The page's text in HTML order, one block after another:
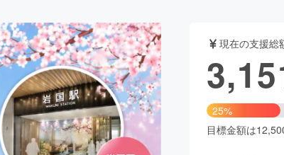
舞台・パフォーマンス
ビス開発 フード・飲食店
版 アニメ・漫画
現在の支援総
25%
目標金額は